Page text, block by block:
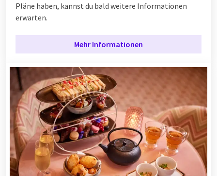
Pläne haben, kannst du bald weitere Informationen
erwarten.
Mehr Informationen